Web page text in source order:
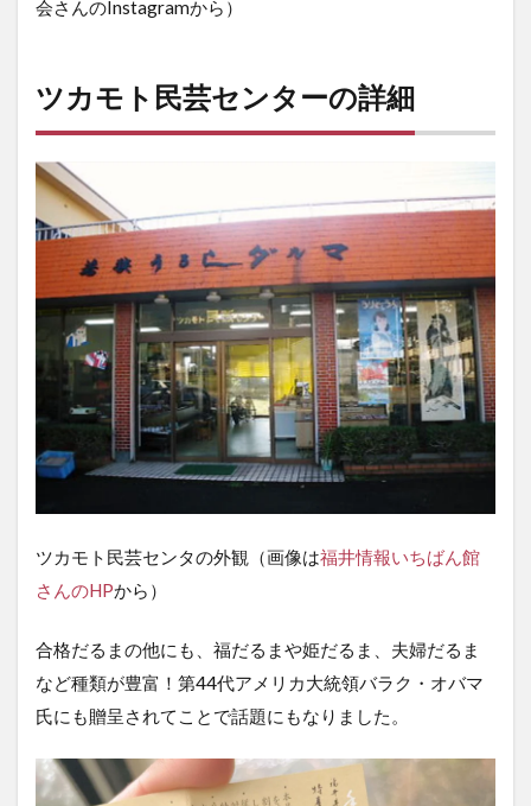
会さんのInstagramから）
ツカモト民芸センターの詳細
ツカモト民芸センタの外観（画像は福井情報いちばん館
さんのHPから）
合格だるまの他にも、福だるまや姫だるま、夫婦だるま
など種類が豊富！第44代アメリカ大統領バラク・オバマ
氏にも贈呈されてことで話題にもなりました。